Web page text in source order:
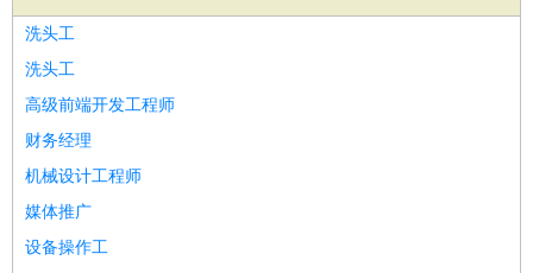
洗头工
洗头工
高级前端开发工程师
财务经理
机械设计工程师
媒体推广
设备操作工